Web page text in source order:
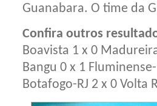
Guanabara. O time da
Confira outros
Boavista 1 x 0
Bangu 0 x 1 Fluminense-
Botafogo-RJ 2 x 0 Volta